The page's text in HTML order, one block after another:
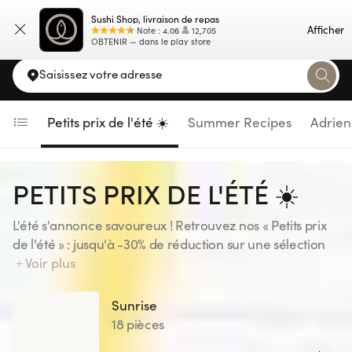
Sushi Shop, livraison de repas
Note : 4.06
12,705
OBTENIR — dans le play store
Afficher
Carte
Saisissez votre adresse
Petits prix de l'été ☀️ Summer Recipes
PETITS PRIX DE L'ÉTÉ ☀️
L'été s'annonce savoureux ! Retrouvez nos « Petits prix
de l'été » : jusqu'à -30% de réduction sur une sélection
de recettes, pour votre plus grand plaisir ! Gardez l'oeil
jours. Disponible uniquement sur le site et l'application
Sushi Shop, jusqu'au 23/08/26 inclus. Offre valable
dans tous les Sushi Shop France à l'exception de : St
Voir plus
Sunrise
18 pièces
Navigated to Petits prix de l'été ☀️